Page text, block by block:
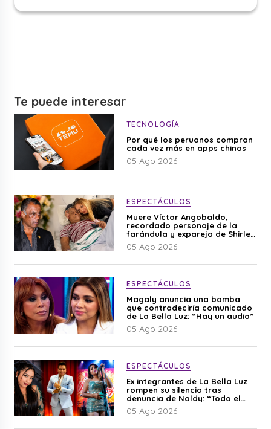
Te puede interesar
TECNOLOGÍA
Por qué los peruanos compran
cada vez más en apps chinas
05 Ago 2026
ESPECTÁCULOS
Muere Víctor Angobaldo,
recordado personaje de la
farándula y expareja de Shirley
Cherres
05 Ago 2026
ESPECTÁCULOS
Magaly anuncia una bomba
que contradeciría comunicado
de La Bella Luz: “Hay un audio”
05 Ago 2026
ESPECTÁCULOS
Ex integrantes de La Bella Luz
rompen su silencio tras
denuncia de Naldy: “Todo el
mundo lo sabía”
05 Ago 2026